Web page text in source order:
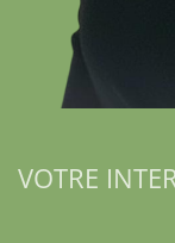
VOTRE